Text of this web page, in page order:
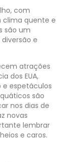
com
clima quente e
são um
e
atrações
dos EUA,
e espetáculos
são
nos dias de
novas
lembrar
e caros.